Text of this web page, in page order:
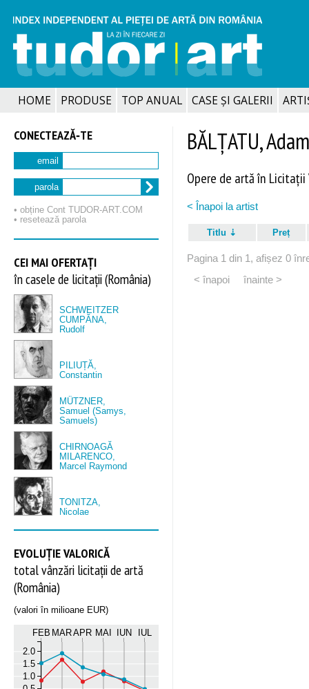
HOME PRODUSE TOP ANUAL CASE ȘI GALERII
CONECTEAZĂ‑TE
email
parola
• obține Cont TUDOR‑ART.COM
• resetează parola
CEI MAI OFERTAȚI
în casele de licitații (România)
SCHWEITZER
CUMPĂNA,
Rudolf
PILIUȚĂ,
Constantin
MÜTZNER,
Samuel (Samys,
Samuels)
CHIRNOAGĂ
MILARENCO,
Marcel Raymond
TONITZA,
Nicolae
EVOLUȚIE VALORICĂ
total vânzări licitații de artă
(România)
(valori în milioane EUR)
FEB MARAPR MAI IUN IUL
1.0
1.5
2.0
BĂLȚATU, Adam
Opere de artă în
< Înapoi la artist
Titlu Preț
Pagina 1 din 1, afișez 0
< înapoi
înainte >